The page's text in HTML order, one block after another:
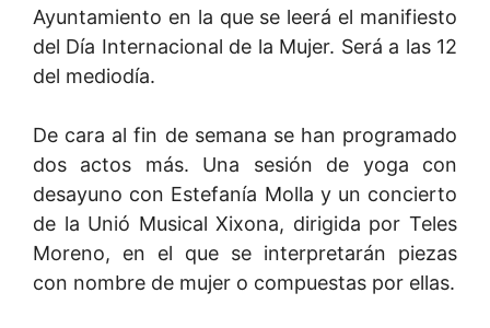
Ayuntamiento en la que se leerá el manifiesto
del Día Internacional de la Mujer. Será a las 12
del mediodía.
De cara al fin de semana se han programado
dos actos más. Una sesión de yoga con
desayuno con Estefanía Molla y un concierto
de la Unió Musical Xixona, dirigida por Teles
Moreno, en el que se interpretarán piezas
con nombre de mujer o compuestas por ellas.